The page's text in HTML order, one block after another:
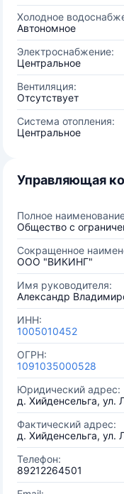
Холодное
Автономное
Электроснабжение:
Центральное
Вентиляция:
Отсутствует
Система отопления:
Центральное
Управляющая
Полное
Общество с
Сокращенное
ООО "ВИКИНГ"
Имя руководителя:
Александр
ИНН:
1005010452
ОГРН:
1091035000528
Юридический адрес:
д. Хийденсельга, ул.
Фактический адрес:
д. Хийденсельга, ул.
Телефон:
89212264501